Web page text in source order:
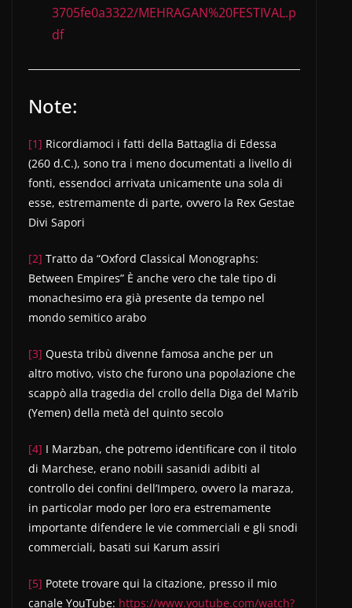
3705fe0a3322/MEHRAGAN%20FESTIVAL.p
df
Note:
[1] Ricordiamoci i fatti della Battaglia di Edessa
(260 d.C.), sono tra i meno documentati a livello di
fonti, essendoci arrivata unicamente una sola di
esse, estremamente di parte, ovvero la Rex Gestae
Divi Sapori
[2] Tratto da “Oxford Classical Monographs:
Between Empires” È anche vero che tale tipo di
monachesimo era già presente da tempo nel
mondo semitico arabo
[3] Questa tribù divenne famosa anche per un
altro motivo, visto che furono una popolazione che
scappò alla tragedia del crollo della Diga del Ma’rib
(Yemen) della metà del quinto secolo
[4] I Marzban, che potremo identificare con il titolo
di Marchese, erano nobili sasanidi adibiti al
controllo dei confini dell’Impero, ovvero la marəza,
in particolar modo per loro era estremamente
importante difendere le vie commerciali e gli snodi
commerciali, basati sui Karum assiri
[5] Potete trovare qui la citazione, presso il mio
canale YouTube: https://www.youtube.com/watch?